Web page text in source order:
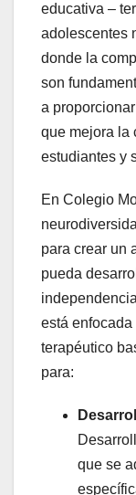
educativa –
adolescentes
donde la
son
a
que mejora la
estudiantes y
En Colegio
para crear un
pueda
está
terapéutico
para:
que se